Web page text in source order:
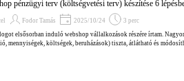
pénzügyi terv (költségvetési terv) készítése 6
Fodor Tamás 2025/10/24
3 perc
elsősorban induló webshop vállalkozások részére írtam.
mennyiségek, költségek, beruházások) tiszta, átlátható és